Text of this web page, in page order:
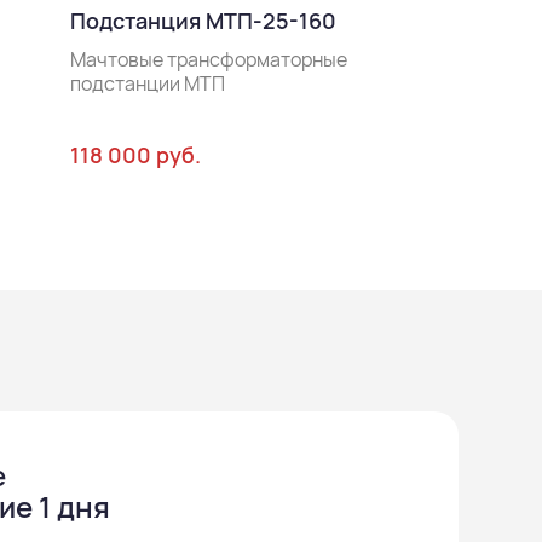
Подстанция МТП-25-160
Мачтовые трансформаторные
подстанции МТП
118 000 руб.
1 дня